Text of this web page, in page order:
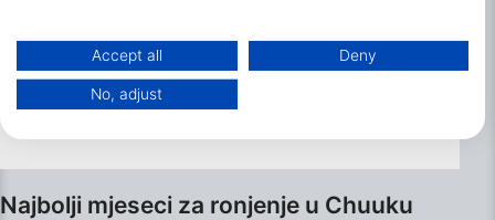
Najbolji mjeseci za ronjenje u Chuuku
Data may be shared outside of the European Union and send to the USA.
Your consent and the cookie policy applies solely to this website/app.
View Partner List (1 IAB Vendors)
Accept all Deny
No, adjust